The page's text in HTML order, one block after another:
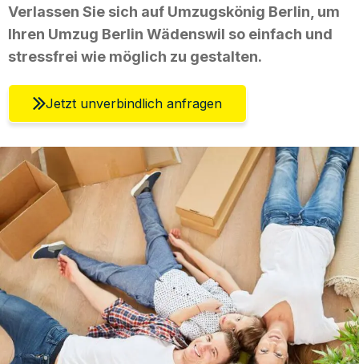
Verlassen Sie sich auf Umzugskönig Berlin, um
Ihren Umzug Berlin Wädenswil so einfach und
stressfrei wie möglich zu gestalten.
Jetzt unverbindlich anfragen